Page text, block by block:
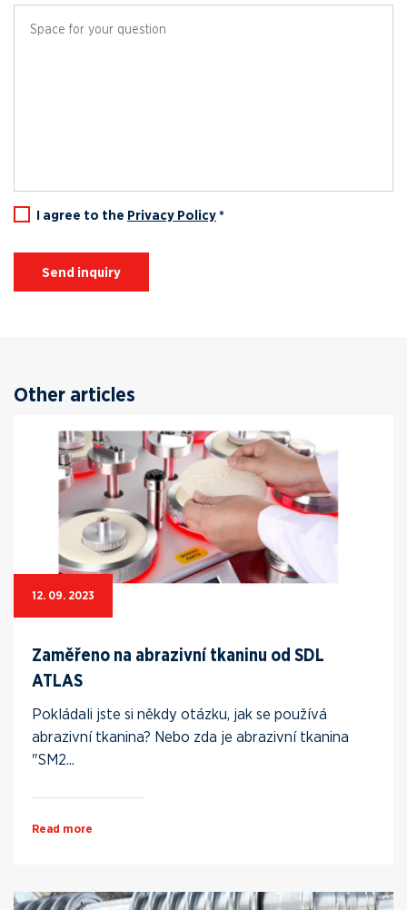
I agree to the Privacy Policy*
Send inquiry
Other articles
12. 09. 2023
Zaměřeno na abrazivní tkaninu od SDL
ATLAS
Pokládali jste si někdy otázku, jak se používá
abrazivní tkanina? Nebo zda je abrazivní tkanina
"SM2...
Read more